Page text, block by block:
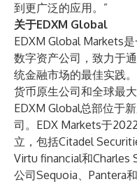
到更广泛的应用。”
关于EDXM Global
EDXM Global Markets
数字资产公司，致力于
统金融市场的最佳实践
货币原生公司和全球最
EDXM Global总部位于
司。EDX Markets于
立，包括Citadel
Virtu financial和Charles
公司Sequoia、Pantera和